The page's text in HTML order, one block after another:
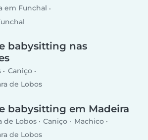
em Funchal
babysitting nas
Caniço
de Lobos
babysitting em Madeira
de Lobos Caniço
Machico
de Lobos